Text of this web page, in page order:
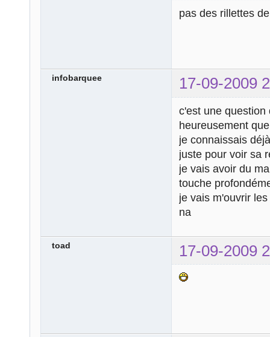
pas des rillettes
infobarquee 17-09-2009
c'est une
heureusement
je connaissais
juste pour voir sa
je vais avoir du
touche
je vais m'ouvrir
na
toad 17-09-2009